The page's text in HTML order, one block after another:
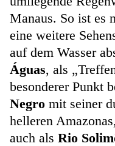
Manaus. So ist es
eine weitere
auf dem Wasser
Águas, als
besonderer Punkt
Negro mit seiner
helleren
auch als Rio